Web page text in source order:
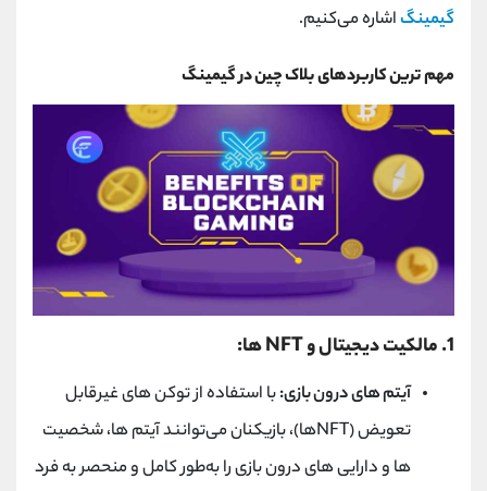
گیمینگاشاره می‌کنیم.
مهم ترین کاربردهای بلاک چین در گیمینگ
1. مالکیت دیجیتال و NFTها:
آیتم ‌های درون بازی:با استفاده از توکن‌ های غیرقابل
تعویض (NFTها)، بازیکنان می‌توانند آیتم ‌ها، شخصیت
‌ها و دارایی ‌های درون بازی را به‌طور کامل و منحصر به فرد